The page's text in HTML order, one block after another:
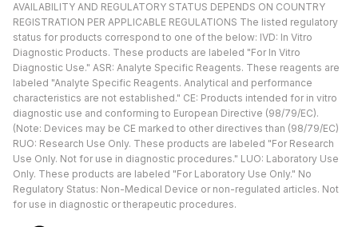
AVAILABILITY AND REGULATORY STATUS DEPENDS ON COUNTRY
REGISTRATION PER APPLICABLE REGULATIONS The listed regulatory
status for products correspond to one of the below: IVD: In Vitro
Diagnostic Products. These products are labeled "For In Vitro
Diagnostic Use." ASR: Analyte Specific Reagents. These reagents are
labeled "Analyte Specific Reagents. Analytical and performance
characteristics are not established." CE: Products intended for in vitro
diagnostic use and conforming to European Directive (98/79/EC).
(Note: Devices may be CE marked to other directives than (98/79/EC)
RUO: Research Use Only. These products are labeled "For Research
Use Only. Not for use in diagnostic procedures." LUO: Laboratory Use
Only. These products are labeled "For Laboratory Use Only." No
Regulatory Status: Non-Medical Device or non-regulated articles. Not
for use in diagnostic or therapeutic procedures.